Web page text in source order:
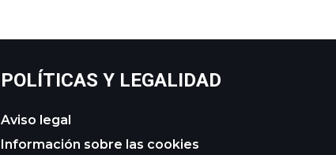
POLÍTICAS Y LEGALIDAD
Aviso legal
Información sobre las cookies